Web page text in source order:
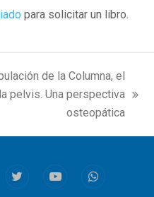
para solicitar un libro.
de la Columna, el
pelvis. Una perspectiva
osteopática
TwitterYoutubeWhatsapp